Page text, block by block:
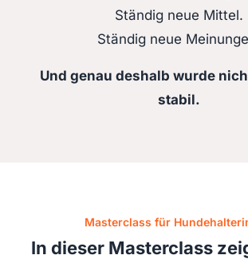
Ständig neue Mittel.
Ständig neue
Und genau deshalb wurde
stabil.
Masterclass für
In dieser Masterclass